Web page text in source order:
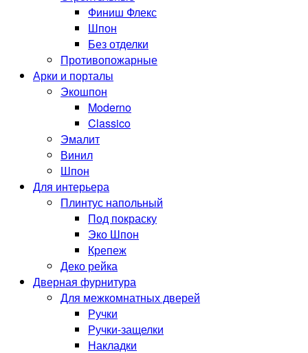
Финиш Флекс
Шпон
Без отделки
Противопожарные
Арки и порталы
Экошпон
Moderno
Classico
Эмалит
Винил
Шпон
Для интерьера
Плинтус напольный
Под покраску
Эко Шпон
Крепеж
Деко рейка
Дверная фурнитура
Для межкомнатных дверей
Ручки
Ручки-защелки
Накладки